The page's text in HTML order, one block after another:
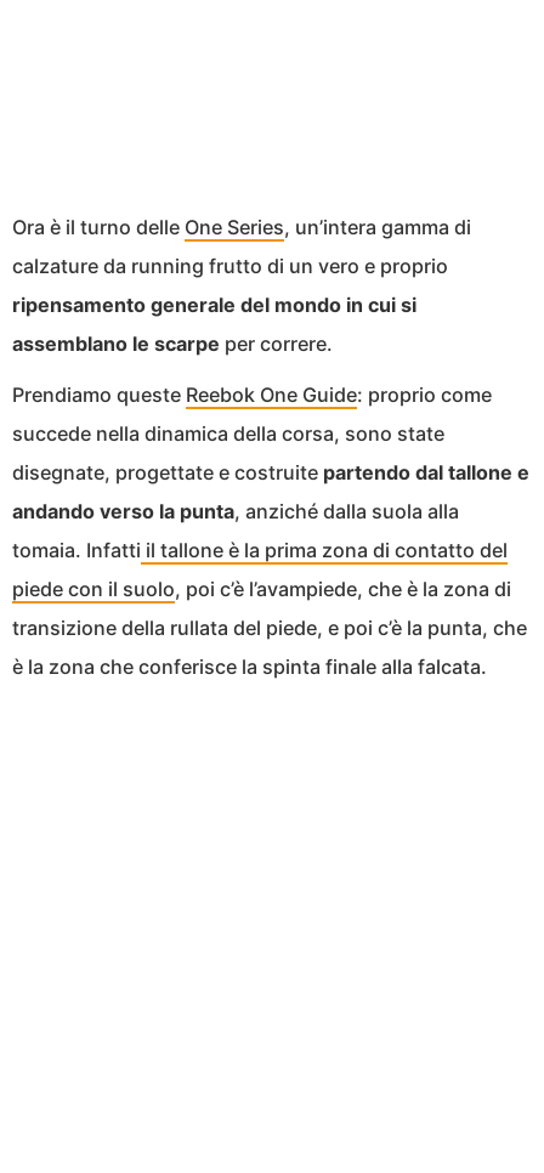
Ora è il turno delle One Series, un’intera gamma di
calzature da running frutto di un vero e proprio
ripensamento generale del mondo in cui si
assemblano le scarpe per correre.
Prendiamo queste Reebok One Guide: proprio come
succede nella dinamica della corsa, sono state
disegnate, progettate e costruite partendo dal tallone e
andando verso la punta, anziché dalla suola alla
tomaia. Infatti il tallone è la prima zona di contatto del
piede con il suolo, poi c’è l’avampiede, che è la zona di
transizione della rullata del piede, e poi c’è la punta, che
è la zona che conferisce la spinta finale alla falcata.